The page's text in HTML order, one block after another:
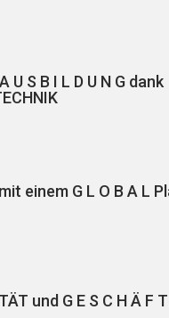
U S B I L D U N G dank
einem G L O B A L
und G E S C H Ä F